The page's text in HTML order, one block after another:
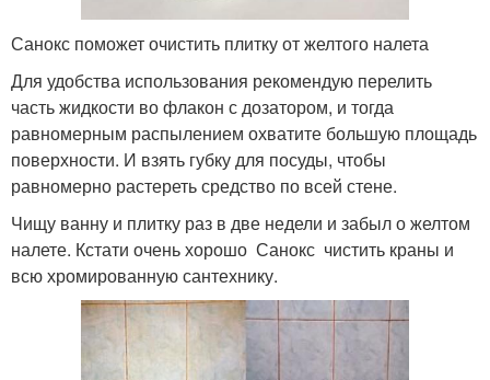
Санокс поможет очистить плитку от желтого налета
Для удобства использования рекомендую перелить
часть жидкости во флакон с дозатором, и тогда
равномерным распылением охватите большую площадь
поверхности. И взять губку для посуды, чтобы
равномерно растереть средство по всей стене.
Чищу ванну и плитку раз в две недели и забыл о желтом
налете. Кстати очень хорошо Санокс чистить краны и
всю хромированную сантехнику.